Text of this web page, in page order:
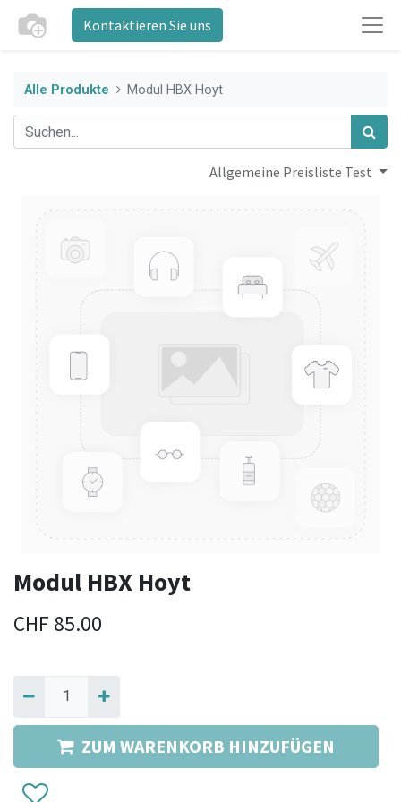
Kontaktieren Sie uns
Alle Produkte Modul HBX Hoyt
Allgemeine Preisliste Test
Modul HBX Hoyt
CHF 85.00
ZUM WARENKORB HINZUFÜGEN